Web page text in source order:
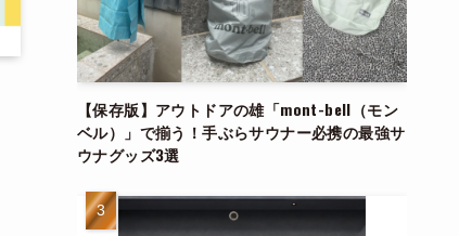
【保存版】アウトドアの雄「mont-bell（モン
ベル）」で揃う！手ぶらサウナー必携の最強サ
ウナグッズ3選